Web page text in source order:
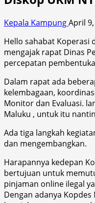
Kepala KampungApril
Hello sahabat Koperasi
mengajak rapat Dinas
percepatan
Dalam rapat ada
kelembagaan,
Monitor dan Evaluasi.
Maluku , untuk itu
Ada tiga langkah
dan mengembangkan.
Harapannya kedepan
bertujuan untuk
pinjaman online ilegal
Dengan adanya